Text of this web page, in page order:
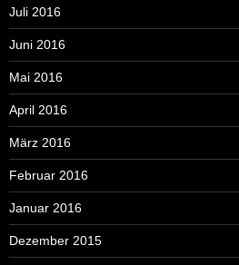
Juli 2016
Juni 2016
Mai 2016
April 2016
März 2016
Februar 2016
Januar 2016
Dezember 2015